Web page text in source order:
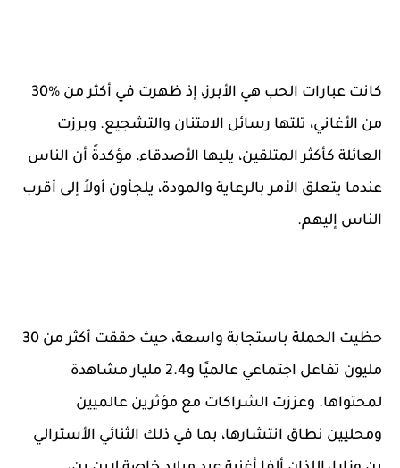
كانت عبارات الحب هي الأبرز، إذ ظهرت في أكثر من %30
من الأغاني، تلتها رسائل الامتنان والتشجيع. وبرزت
العائلة كأكثر المتلقين، يليها الأصدقاء، مؤكدةً أن الناس
عندما يتعلق الأمر بالرعاية والمودة، يلجأون أولاً إلى أقرب
الناس إليهم.
حظيت الحملة باستجابة واسعة، حيث حققت أكثر من 30
مليون تفاعل اجتماعي عالميًا و2.4 مليار مشاهدة
لمحتواها. وعززت الشراكات مع مؤثرين عالميين
ومحليين نطاق انتشارها، بما في ذلك الثنائي الأسترالي